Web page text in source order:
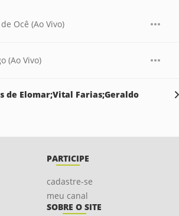
Ocê (Ao Vivo)
(Ao Vivo)
de Elomar;Vital Farias;Geraldo
PARTICIPE
cadastre-se
meu canal
SOBRE O SITE